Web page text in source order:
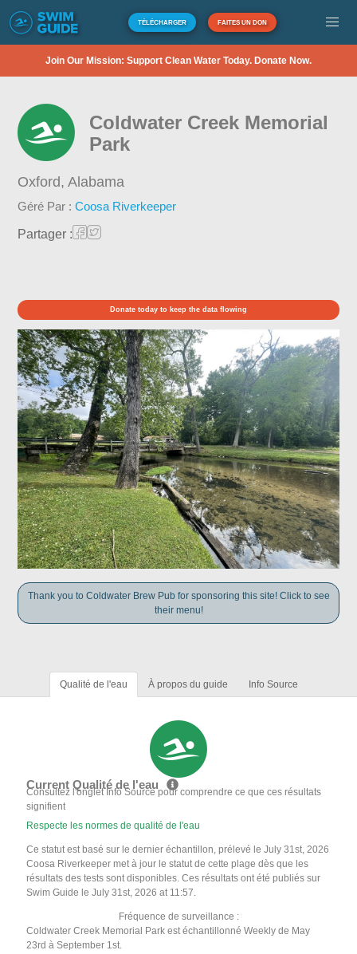
TÉLÉCHARGER FAITES UN DON
Join Our Mission: Support Clean Water Today. Donate Now.
Coldwater Creek Memorial
Park
Oxford,Alabama
Géré Par :Coosa Riverkeeper
Partager :
Donate today to keep the data flowing
Thank you to Coldwater Brew Pub for sponsoring this site! Click to see
their menu!
Qualité de l'eau À propos du guide Info Source
Current Qualité de l'eau
Consultez l'onglet Info Source pour comprendre ce que ces résultats
signifient
Respecte les normes de qualité de l'eau
Ce statut est basé sur le dernier échantillon, prélevé le July 31st, 2026
Coosa Riverkeeper met à jour le statut de cette plage dès que les
résultats des tests sont disponibles. Ces résultats ont été publiés sur
Swim Guide le July 31st, 2026 at 11:57.
Fréquence de surveillance :
Coldwater Creek Memorial Park est échantillonné Weekly de May
23rd à September 1st.